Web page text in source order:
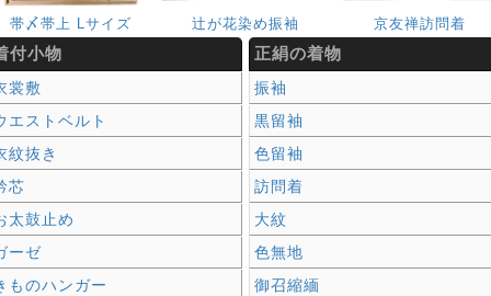
帯〆帯上 Lサイズ 辻が花染め振袖 京友禅訪問着
付小物
裳敷
エストベルト
紋抜き
芯
太鼓止め
ーゼ
ものハンガー
正絹の着物
振袖
黒留袖
色留袖
訪問着
大紋
色無地
御召縮緬